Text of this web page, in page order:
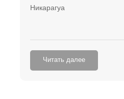
Никарагуа
Читать далее